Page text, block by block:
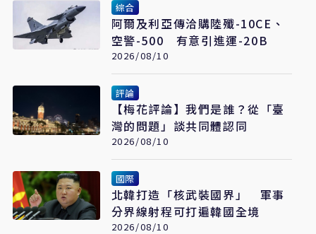
綜合
阿爾及利亞傳洽購陸殲-10CE、
空警-500 有意引進運-20B
2026/08/10
評論
【梅花評論】我們是誰？從「臺
灣的問題」談共同體認同
2026/08/10
國際
北韓打造「核武裝國界」 軍事
分界線射程可打遍韓國全境
2026/08/10